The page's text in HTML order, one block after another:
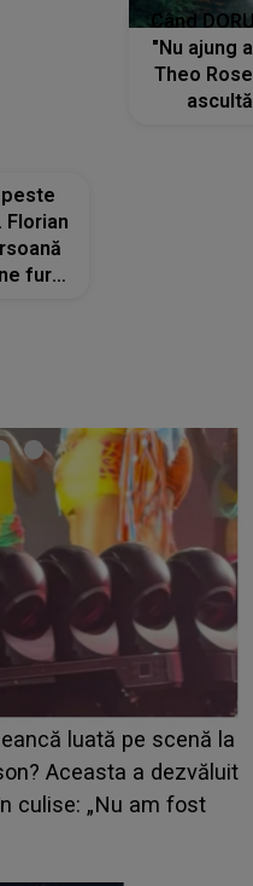
Când
"Nu ajung
Theo
Marte intră în Rac și
zodie! Conflictele
iar o situație dificilă